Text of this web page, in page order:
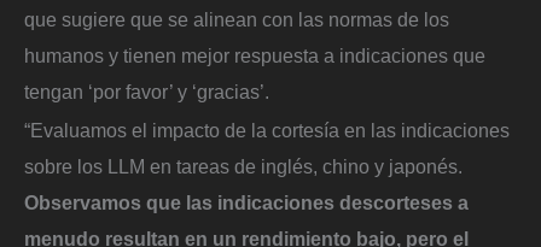
que sugiere que se alinean con las normas de los
humanos y tienen mejor respuesta a indicaciones que
tengan ‘por favor’ y ‘gracias’.
“Evaluamos el impacto de la cortesía en las indicaciones
sobre los LLM en tareas de inglés, chino y japonés.
Observamos que las indicaciones descorteses a
menudo resultan en un rendimiento bajo, pero el